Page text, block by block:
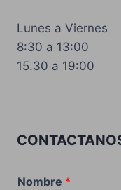
Lunes a Viernes
8:30 a 13:00
15.30 a 19:00
Nombre *